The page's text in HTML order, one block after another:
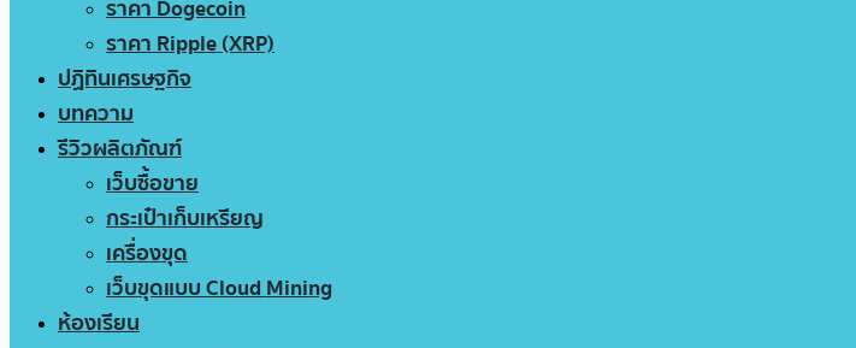
ราคา Dogecoin
ราคา Ripple (XRP)
ปฏิทินเศรษฐกิจ
บทความ
รีวิวผลิตภัณฑ์
เว็บซื้อขาย
กระเป๋าเก็บเหรียญ
เครื่องขุด
เว็บขุดแบบ Cloud Mining
ห้องเรียน